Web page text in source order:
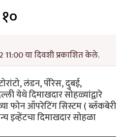
या दिवशी प्रकाशित केले.
लंडन, पॅरिस, दुबई,
येथे दिमाखदार सोहळ्यांद्वारे
फोन ऑपरेटिंग सिस्टम ( ब्लॅकबेरी
इव्हेंटचा दिमाखदार सोहळा